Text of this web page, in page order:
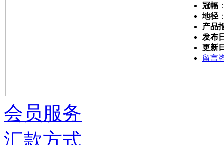
冠幅
地径
产品
发布
更新
留言
会员服务
汇款方式